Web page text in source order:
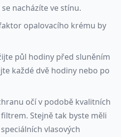
nacházíte ve stínu.
opalovacího krému by
půl hodiny před sluněním
každé dvě hodiny nebo po
očí v podobě kvalitních
Stejně tak byste měli
vlasových